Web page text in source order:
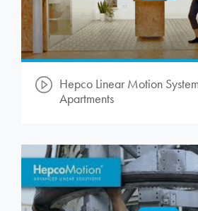
Hepco Linear Motion
Apartments